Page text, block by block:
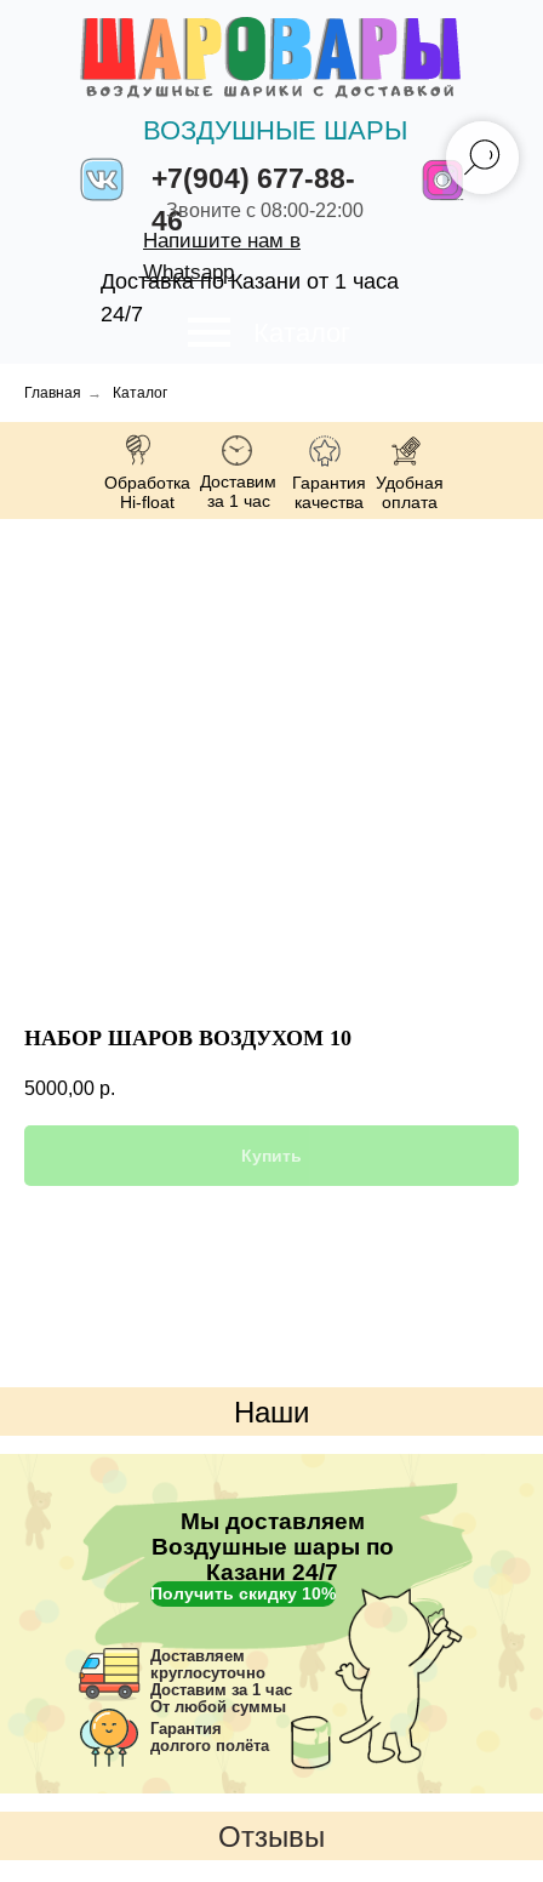
+7(904) 677-88-
46
ВОЗДУШНЫЕ ШАРЫ
Доставка по Казани от 1 часа
24/7
Звоните с 08:00-22:00
Напишите нам в
Whatsapp
Главная → Каталог
Обработка
Hi-float
Доставим
за 1 час
Гарантия
качества
Удобная
оплата
НАБОР ШАРОВ ВОЗДУХОМ 10
5000,00 р.
Купить
Наши
преимущества
Мы доставляем
Воздушные шары по
Казани 24/7
Получить скидку 10%
Доставляем
круглосуточно
Доставим за 1 час
От любой суммы
Гарантия
долгого полёта
Отзывы